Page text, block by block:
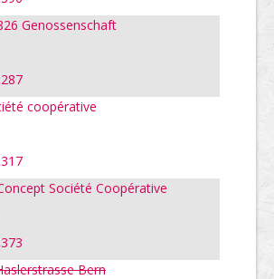
Genossenschaft
coopérative
Société Coopérative
Bern